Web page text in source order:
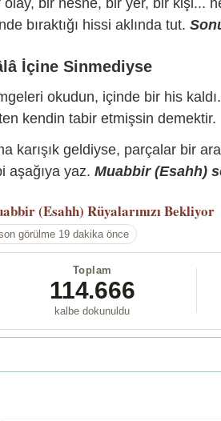
bıraktığı hissi aklında tut.
İçine Sinmediyse
okudun, içinde bir his
kendin tabir etmişsin demektir.
karışık geldiyse, parçalar bir
aşağıya yaz. Muabbir (Esahh)
(Esahh) Rüyalarınızı Bekliyor
görülme 19 dakika önce
Toplam
114.666
kalbe dokunuldu